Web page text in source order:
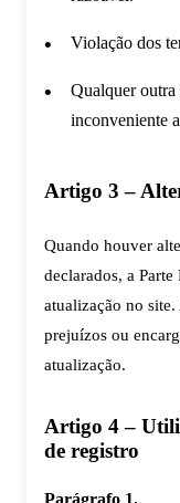
Violação dos
Qualquer outra
inconveniente
Artigo 3 –
Quando houver
declarados, a
atualização no
prejuízos ou
atualização.
Artigo 4 –
de registro
Parágrafo 1.